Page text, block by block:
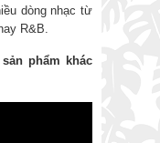
dòng nhạc từ
R&B.
phẩm khác